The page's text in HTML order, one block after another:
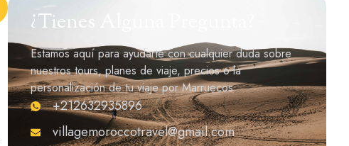
¿Tienes Alguna Pregunta?
Estamos aquí para ayudarte con cualquier duda sobre
nuestros tours, planes de viaje, precios o la
personalización de tu viaje por Marruecos.
+212632935896
villagemoroccotravel@gmail.com